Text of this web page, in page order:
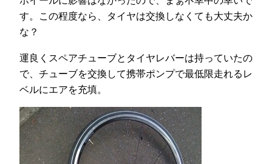
す。この程度なら、タイヤは交換しなくても大丈夫か
な？
運良くスペアチューブとタイヤレバーは持っていたの
で、チューブを交換して携帯ポンプで最低限走れるレ
ベルにエアを充填。